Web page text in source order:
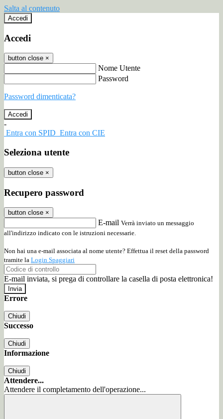
Salta al contenuto
Accedi
Accedi
button close ×
Nome Utente
Password
Password dimenticata?
-
Entra con SPID Entra con CIE
Seleziona utente
button close ×
Recupero password
button close ×
E-mail Verrà inviato un messaggio
all'indirizzo indicato con le istruzioni necessarie.
Non hai una e-mail associata al nome utente? Effettua il reset della password
tramite la Login Spaggiari
E-mail inviata, si prega di controllare la casella di posta elettronica!
Errore
Chiudi
Successo
Chiudi
Informazione
Chiudi
Attendere...
Attendere il completamento dell'operazione...